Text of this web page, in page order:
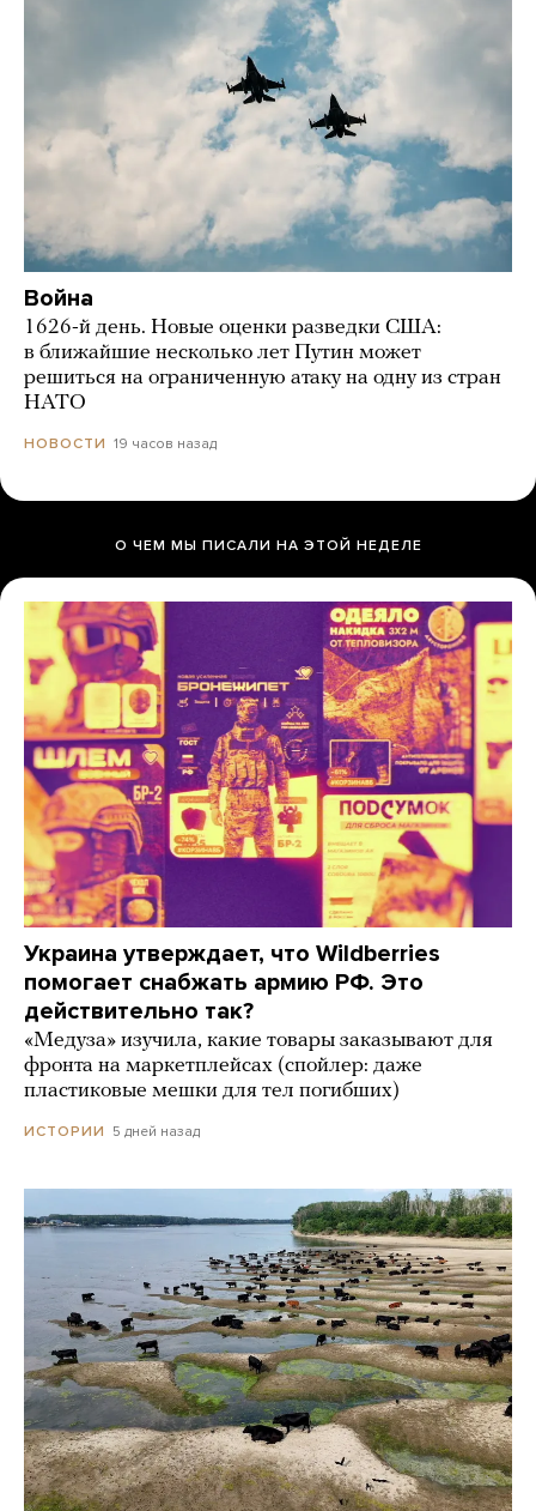
Война
1626-й день. Новые оценки разведки США:
в ближайшие несколько лет Путин может
решиться на ограниченную атаку на одну из стран
НАТО
НОВОСТИ 19 часов назад
О ЧЕМ МЫ ПИСАЛИ НА ЭТОЙ НЕДЕЛЕ
Украина утверждает, что Wildberries
помогает снабжать армию РФ. Это
действительно так?
«Медуза» изучила, какие товары заказывают для
фронта на маркетплейсах (спойлер: даже
пластиковые мешки для тел погибших)
ИСТОРИИ 5 дней назад